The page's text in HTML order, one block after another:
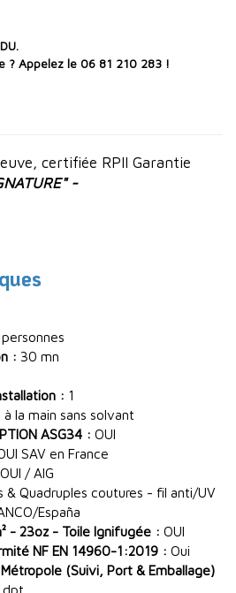
? Appelez le 06 81 210 283 !
certifiée RPII Garantie
-
: 30 mn
: 1
à la main sans solvant
ASG34 : OUI
SAV en France
OUI / AIG
& Quadruples coutures - fil anti/UV
España
- 23oz - Toile Ignifugée : OUI
NF EN 14960-1:2019 : Oui
Métropole (Suivi, Port & Emballage)
dpt